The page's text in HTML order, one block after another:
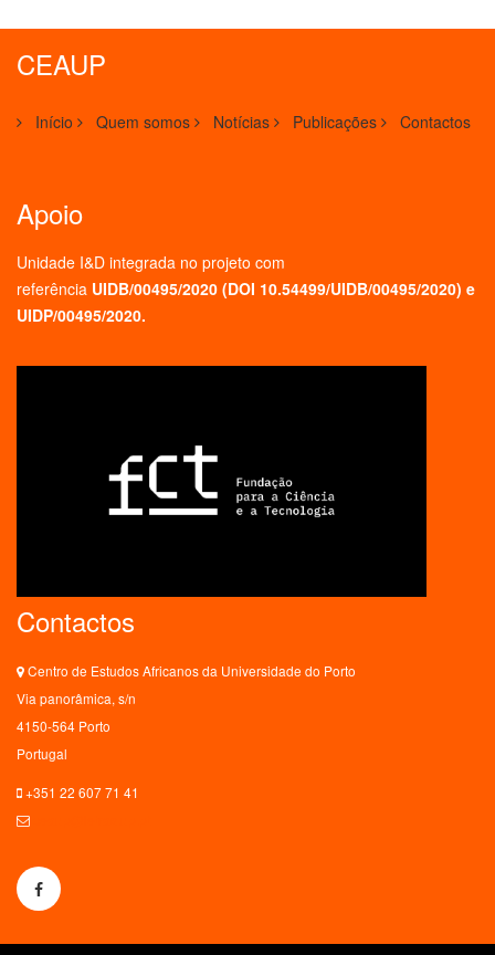
CEAUP
Início Quem somos Notícias Publicações Contactos
Apoio
Unidade I&D integrada no projeto com
referência UIDB/00495/2020 (DOI 10.54499/UIDB/00495/2020) e
UIDP/00495/2020.
Contactos
Centro de Estudos Africanos da Universidade do Porto
Via panorâmica, s/n
4150-564 Porto
Portugal
+351 22 607 71 41